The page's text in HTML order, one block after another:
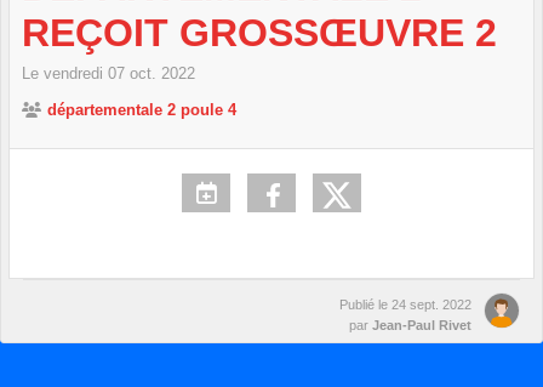
REÇOIT GROSSŒUVRE 2
Le vendredi 07 oct. 2022
départementale 2 poule 4
Publié le 24 sept. 2022
par Jean-Paul Rivet